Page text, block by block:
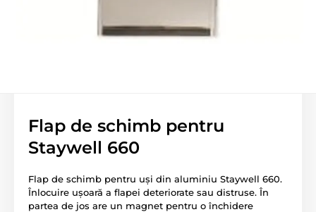
Flap de schimb pentru
Staywell 660
Flap de schimb pentru uși din aluminiu Staywell 660.
Înlocuire ușoară a flapei deteriorate sau distruse. În
partea de jos are un magnet pentru o închidere